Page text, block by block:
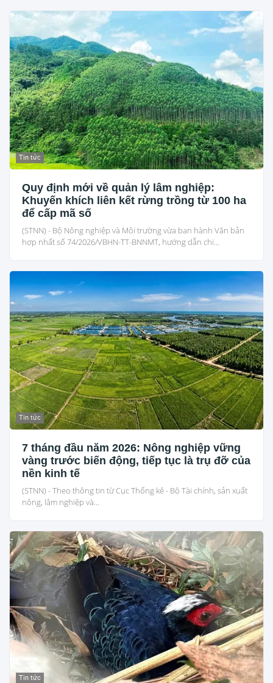
Tin tức
Quy định mới về quản lý lâm nghiệp:
Khuyến khích liên kết rừng trồng từ 100 ha
để cấp mã số
(STNN) - Bộ Nông nghiệp và Môi trường vừa ban hành Văn bản
hợp nhất số 74/2026/VBHN-TT-BNNMT, hướng dẫn chi...
Tin tức
7 tháng đầu năm 2026: Nông nghiệp vững
vàng trước biến động, tiếp tục là trụ đỡ của
nền kinh tế
(STNN) - Theo thông tin từ Cục Thống kê - Bộ Tài chính, sản xuất
nông, lâm nghiệp và...
Tin tức